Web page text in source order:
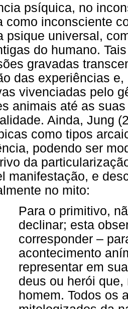
psíquica, no
como inconsciente
psique universal,
do humano.
gravadas
das experiências
vivenciadas pelo
animais até as
Ainda, Jung
como tipos
podendo ser
da
manifestação, e
no mito:
Para o primitivo,
declinar; esta
corresponder –
acontecimento
representar em
deus ou herói
homem. Todos os